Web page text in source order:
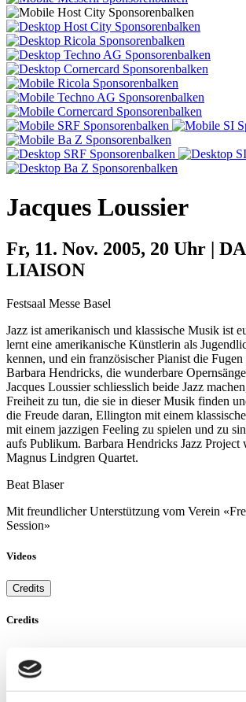
Jacques Loussier
Fr, 11. Nov. 2005, 20 Uhr |
LIAISON
Festsaal Messe Basel
Jazz ist amerikanisch und klassische Musik ist
lernt eine amerikanische Künstlerin als
kennen, und ein französischer Pianist die Fugen
Barbara Hendricks, die wunderbare
Jacques Loussier schliesslich beide Jazz
Freiheit zu tun, die sie in dieser Musik finden
die Freude daran, Ellington mit einem
mit einem jazzigen Feeling zu spielen und zu
aufs Publikum. Barbara Hendricks Jazz Project
Magnus Lindgren Quartet.
Beat Blaser
Mit freundlicher Unterstützung vom Verein
Session»
Videos
Credits
Credits
Executive Producer for Swiss Television (SF):
Executive Producers for Avo Session/Session